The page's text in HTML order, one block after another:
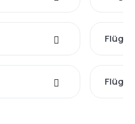
Flüge
Flüge